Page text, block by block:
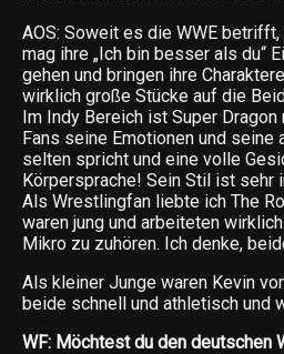
AOS: Soweit es die WWE betrifft,
mag ihre „Ich bin besser als du“
gehen und bringen ihre
wirklich große Stücke auf die
Im Indy Bereich ist Super
Fans seine Emotionen und seine
selten spricht und eine volle
Körpersprache! Sein Stil ist sehr
Als Wrestlingfan liebte ich The
waren jung und arbeiteten
Mikro zu zuhören. Ich denke,
Als kleiner Junge waren Kevin
beide schnell und athletisch und
WF: Möchtest du den deutschen